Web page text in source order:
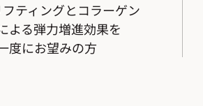
ティングとコラーゲン
よる弾力増進効果を
度にお望みの方